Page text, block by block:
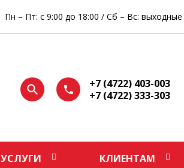
Пн – Пт: с 9:00 до 18:00 / Сб – Вс: выходные
+7 (4722) 403-003
+7 (4722) 333-303
УСЛУГИ КЛИЕНТАМ